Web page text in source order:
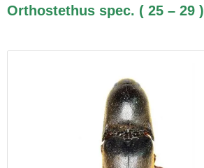
Orthostethus spec. ( 25 – 29 )